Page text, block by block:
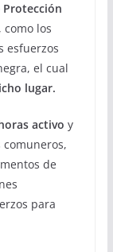
Protección
los
esfuerzos
el cual
lugar.
activo y
de
para